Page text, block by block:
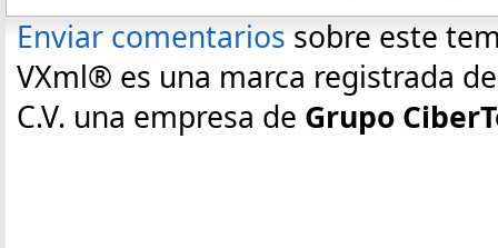
Enviar comentarios sobre este
VXml® es una marca registrada
C.V. una empresa de Grupo